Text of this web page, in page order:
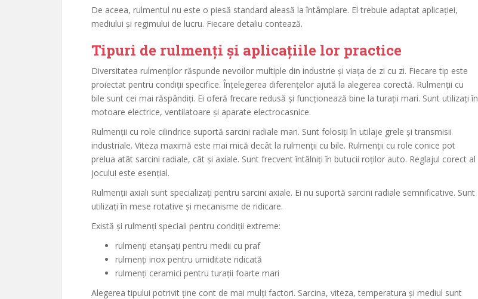
De aceea, rulmentul nu este o piesă standard aleasă la întâmplare. El trebuie adaptat aplicației,
mediului și regimului de lucru. Fiecare detaliu contează.
Tipuri de rulmenți și aplicațiile lor practice
Diversitatea rulmenților răspunde nevoilor multiple din industrie și viața de zi cu zi. Fiecare tip este
proiectat pentru condiții specifice. Înțelegerea diferențelor ajută la alegerea corectă. Rulmenții cu
bile sunt cei mai răspândiți. Ei oferă frecare redusă și funcționează bine la turații mari. Sunt utilizați în
motoare electrice, ventilatoare și aparate electrocasnice.
Rulmenții cu role cilindrice suportă sarcini radiale mari. Sunt folosiți în utilaje grele și transmisii
industriale. Viteza maximă este mai mică decât la rulmenții cu bile. Rulmenții cu role conice pot
prelua atât sarcini radiale, cât și axiale. Sunt frecvent întâlniți în butucii roților auto. Reglajul corect al
jocului este esențial.
Rulmenții axiali sunt specializați pentru sarcini axiale. Ei nu suportă sarcini radiale semnificative. Sunt
utilizați în mese rotative și mecanisme de ridicare.
Există și rulmenți speciali pentru condiții extreme:
rulmenți etanșați pentru medii cu praf
rulmenți inox pentru umiditate ridicată
rulmenți ceramici pentru turații foarte mari
Alegerea tipului potrivit ține cont de mai mulți factori. Sarcina, viteza, temperatura și mediul sunt